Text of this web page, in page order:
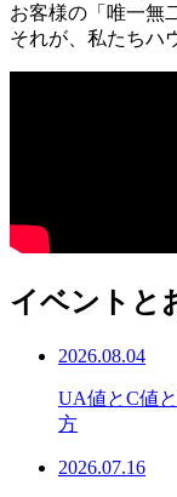
お客様の「唯一無
それが、私たちハ
イベントと
2026.08.04
UA値とC値
方
2026.07.16